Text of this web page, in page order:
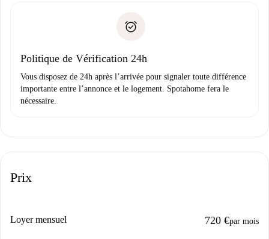
Justificatif de solvabilité
uniquement si aucun problème n'est signalé.
Politique de Vérification 24h
Vous disposez de 24h après l’arrivée pour signaler toute différence
importante entre l’annonce et le logement. Spotahome fera le
nécessaire.
Prix
Loyer mensuel 720 €par mois